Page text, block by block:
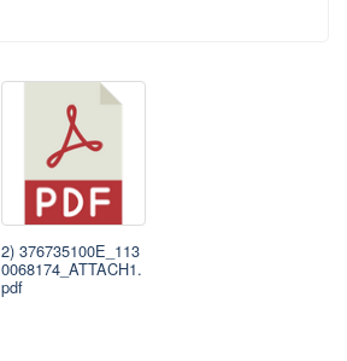
2) 376735100E_113
0068174_ATTACH1.
pdf